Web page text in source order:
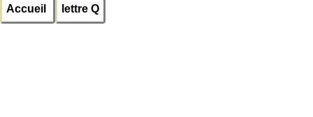
Accueil lettre Q